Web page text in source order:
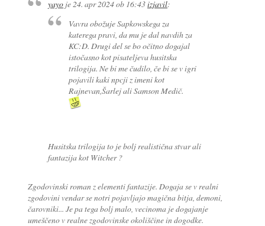
yayo je24. apr 2024 ob 16:43izjavil:
Vavra obožuje Sapkowskega za
katerega pravi, da mu je dal navdih za
KC:D. Drugi del se bo očitno dogajal
istočasno kot pisateljeva husitska
trilogija. Ne bi me čudilo, če bi se v igri
pojavili kaki npcji z imeni kot
Rajnevan,Šarlej ali Samson Medič.
Husitska trilogija to je bolj realistična stvar ali
fantazija kot Witcher ?
Zgodovinski roman z elementi fantazije. Dogaja se v realni
zgodovini vendar se notri pojavljajo magična bitja, demoni,
čarovniki... Je pa tega bolj malo, vecinoma je dogajanje
umeščeno v realne zgodovinske okoliščine in dogodke.